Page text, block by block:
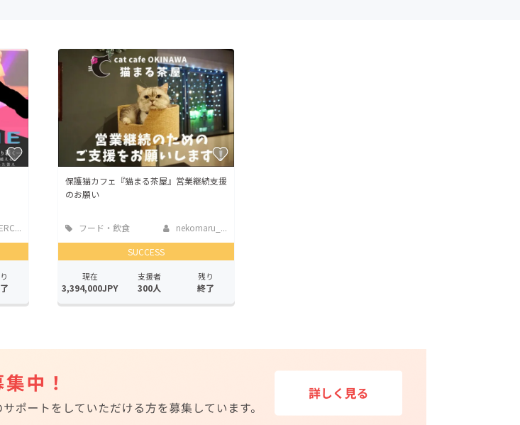
Good
CAMPFIRE Creation
machi-ya コミュニティ
保護猫カフェ『猫まる茶屋』営業継続支援
のお願い
フード・飲食
店
nekomaru_...
SUCCESS
現在
3,394,000JPY
支援者
300人
残り
終了